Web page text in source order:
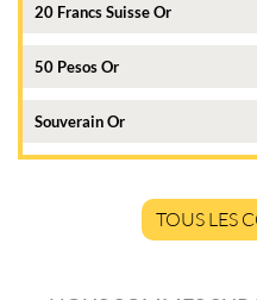
20 Francs Suisse Or
50 Pesos Or
Souverain Or
TOUS LES